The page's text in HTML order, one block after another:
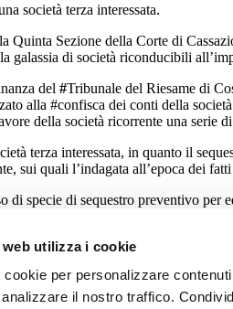
utilizza i cookie
per personalizzare
il nostro traffico.
società terza interessata.
Quinta Sezione della Corte di
galassia di società riconducibili
del #Tribunale del Riesame di
alla #confisca dei conti della
della società ricorrente una
terza interessata, in quanto il
sui quali l’indagata all’epoca dei
specie di sequestro preventivo per
a dimostrare la piena disponibilità
delle somme da parte del delegato”